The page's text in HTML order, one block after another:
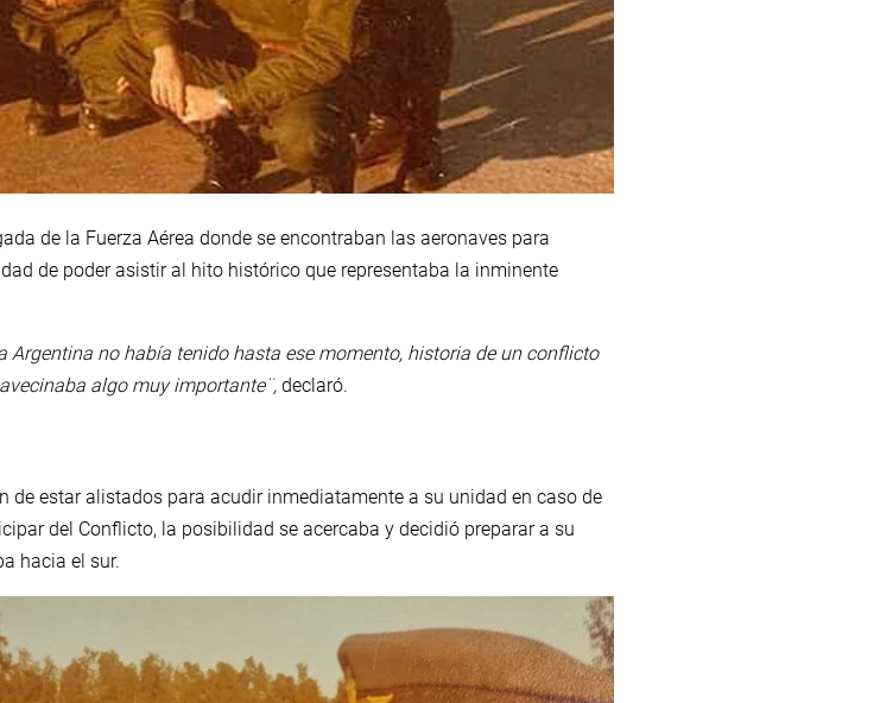
de la Fuerza Aérea donde se encontraban las aeronaves para
de poder asistir al hito histórico que representaba la inminente
Argentina no había tenido hasta ese momento, historia de un conflicto
algo muy importante¨, declaró.
de estar alistados para acudir inmediatamente a su unidad en caso de
del Conflicto, la posibilidad se acercaba y decidió preparar a su
hacia el sur.